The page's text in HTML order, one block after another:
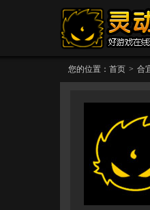
您的位置： 首页 > 合